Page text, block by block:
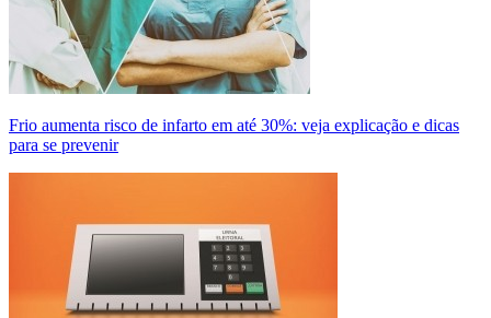
Frio aumenta risco de infarto em até 30%: veja explicação e dicas
para se prevenir